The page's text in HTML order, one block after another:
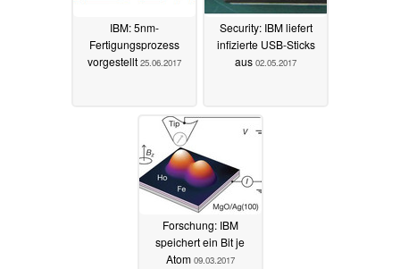
IBM: 5nm-
Fertigungsprozess
vorgestellt 25.06.2017
Security: IBM liefert
infizierte USB-Sticks
aus 02.05.2017
Forschung: IBM
speichert ein Bit je
Atom 09.03.2017